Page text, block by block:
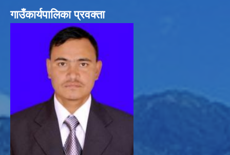
गाउँकार्यपालिका प्रवक्ता